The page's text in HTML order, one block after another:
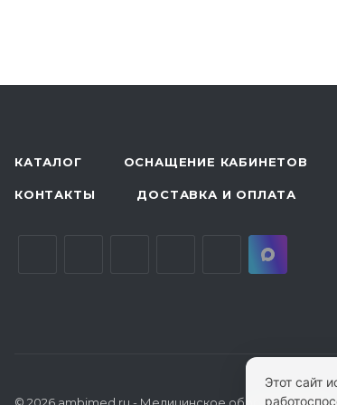
КАТАЛОГ ОСНАЩЕНИЕ КАБИНЕТОВ
КОНТАКТЫ ДОСТАВКА И ОПЛАТА
Этот сайт